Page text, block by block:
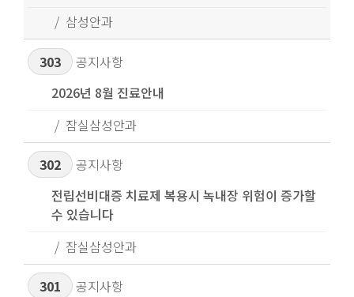
삼성안과
303
공지사항
2026년 8월 진료안내
잠실삼성안과
302
공지사항
전립선비대증 치료제 복용시 녹내장 위험이 증가할
수 있습니다
잠실삼성안과
301
공지사항